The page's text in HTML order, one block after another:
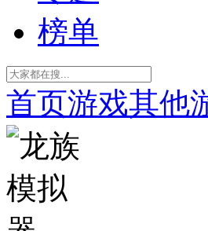
榜单
首页游戏其他